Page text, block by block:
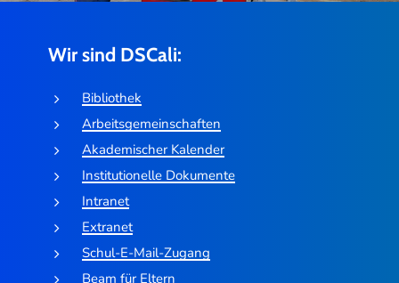
Wir sind DSCali:
Bibliothek
Arbeitsgemeinschaften
Akademischer Kalender
Institutionelle Dokumente
Intranet
Extranet
Schul-E-Mail-Zugang
Beam für Eltern